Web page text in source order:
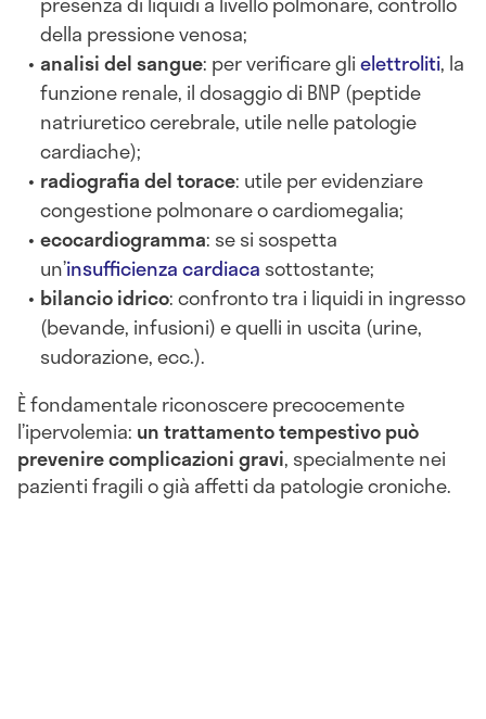
della pressione venosa;
analisi del sangue: per verificare glielettroliti, la
funzione renale, il dosaggio di BNP (peptide
natriuretico cerebrale, utile nelle patologie
cardiache);
radiografia del torace: utile per evidenziare
congestione polmonare o cardiomegalia;
ecocardiogramma: se si sospetta
un’insufficienza cardiaca sottostante;
bilancio idrico: confronto tra i liquidi in ingresso
(bevande, infusioni) e quelli in uscita (urine,
sudorazione, ecc.).
È fondamentale riconoscere precocemente
l’ipervolemia: un trattamento tempestivo può
prevenire complicazioni gravi, specialmente nei
pazienti fragili o già affetti da patologie croniche.